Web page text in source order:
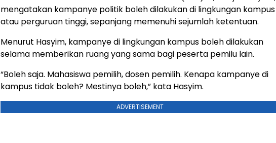
mengatakan kampanye politik boleh dilakukan di lingkungan kampus
atau perguruan tinggi, sepanjang memenuhi sejumlah ketentuan.
Menurut Hasyim, kampanye di lingkungan kampus boleh dilakukan
selama memberikan ruang yang sama bagi peserta pemilu lain.
“Boleh saja. Mahasiswa pemilih, dosen pemilih. Kenapa kampanye di
kampus tidak boleh? Mestinya boleh,” kata Hasyim.
ADVERTISEMENT